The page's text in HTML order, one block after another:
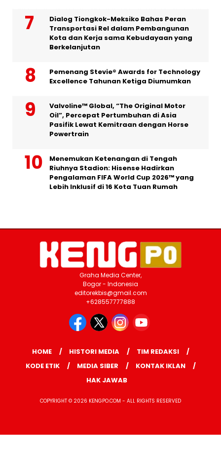
Dialog Tiongkok-Meksiko Bahas Peran
Transportasi Rel dalam Pembangunan
Kota dan Kerja sama Kebudayaan yang
Berkelanjutan
Pemenang Stevie® Awards for Technology
Excellence Tahunan Ketiga Diumumkan
Valvoline™ Global, “The Original Motor
Oil”, Percepat Pertumbuhan di Asia
Pasifik Lewat Kemitraan dengan Horse
Powertrain
Menemukan Ketenangan di Tengah
Riuhnya Stadion: Hisense Hadirkan
Pengalaman FIFA World Cup 2026™ yang
Lebih Inklusif di 16 Kota Tuan Rumah
Graha Media Center,
Bogor - Indonesia
editorekbis@gmail.com
+628557777888
HOME HISTORI MEDIA
TIM REDAKSI
KODE ETIK
MEDIA SIBER
KONTAK IKLAN
HAK JAWAB
COPYRIGHT © 2026 KENGPO.COM - ALL RIGHTS RESERVED